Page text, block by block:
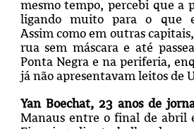
mesmo tempo, percebi que a
ligando muito para o que
Assim como em outras
rua sem máscara e até
Ponta Negra e na periferia,
já não apresentavam leitos de
Yan Boechat, 23 anos de
Manaus entre o final de abril